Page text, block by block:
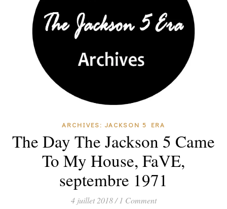
ARCHIVES: JACKSON 5 ERA
The Day The Jackson 5 Came
To My House, FaVE,
septembre 1971
4 juillet 2018 / 1 Comment